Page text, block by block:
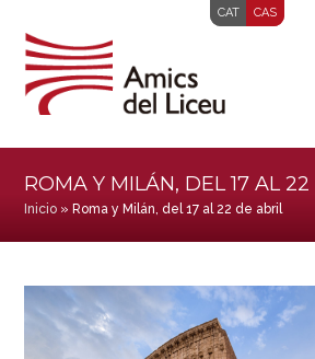
CAT CAS
ROMA Y MILÁN, DEL 17 AL
Inicio » Roma y Milán, del 17 al 22 de abril